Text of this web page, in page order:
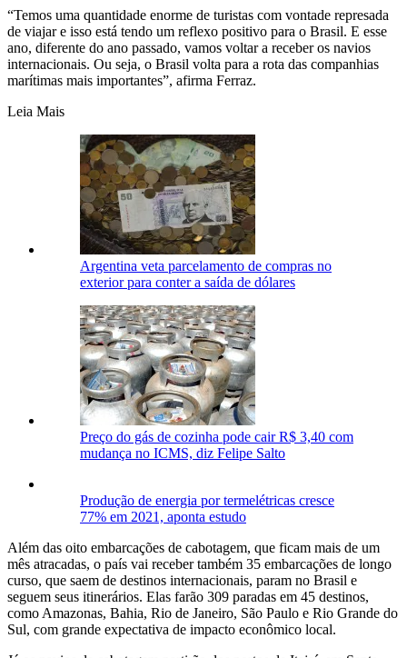
“Temos uma quantidade enorme de turistas com vontade represada
de viajar e isso está tendo um reflexo positivo para o Brasil. E esse
ano, diferente do ano passado, vamos voltar a receber os navios
internacionais. Ou seja, o Brasil volta para a rota das companhias
marítimas mais importantes”, afirma Ferraz.
Leia Mais
Argentina veta parcelamento de compras no
exterior para conter a saída de dólares
Preço do gás de cozinha pode cair R$ 3,40 com
mudança no ICMS, diz Felipe Salto
Produção de energia por termelétricas cresce
77% em 2021, aponta estudo
Além das oito embarcações de cabotagem, que ficam mais de um
mês atracadas, o país vai receber também 35 embarcações de longo
curso, que saem de destinos internacionais, param no Brasil e
seguem seus itinerários. Elas farão 309 paradas em 45 destinos,
como Amazonas, Bahia, Rio de Janeiro, São Paulo e Rio Grande do
Sul, com grande expectativa de impacto econômico local.